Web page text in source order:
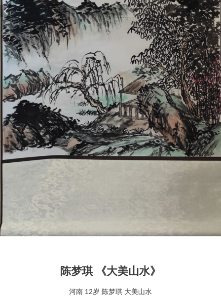
陈梦琪 《大美山水》
河南 12岁 陈梦琪 大美山水